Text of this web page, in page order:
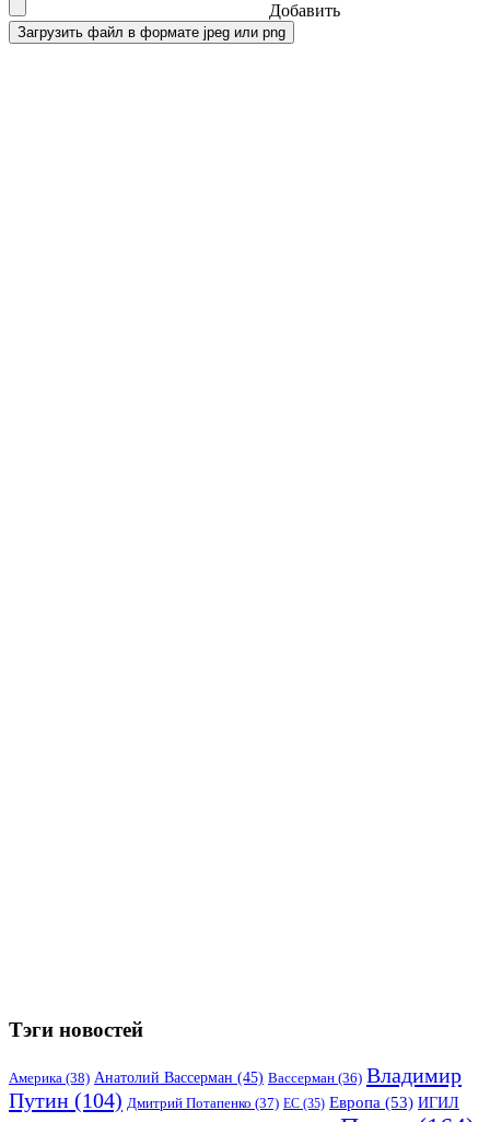
Добавить
Тэги новостей
Америка (38) Анатолий Вассерман (45) Вассерман (36) Владимир
Путин (104) Дмитрий Потапенко (37) ЕС (35) Европа (53) ИГИЛ